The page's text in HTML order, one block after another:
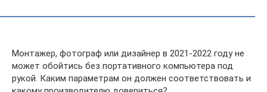
Монтажер, фотограф или дизайнер в 2021-2022 году не
может обойтись без портативного компьютера под
рукой. Каким параметрам он должен соответствовать и